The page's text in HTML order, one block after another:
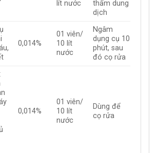
lít nước
thấm dung
dịch
0,014%
01 viên/
10 lít
nước
Ngâm
dụng cụ 10
phút, sau
đó cọ rửa
0,014%
01 viên/
10 lít
nước
Dùng để
cọ rửa